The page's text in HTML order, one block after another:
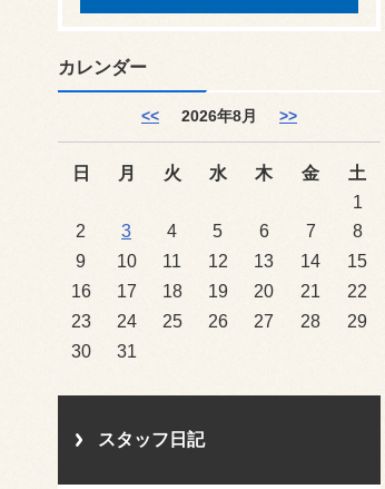
カレンダー
<< 2026年8月 >>
日 月 火 水 木 金
土
1
2
3 4 5 6 7
8
9
10 11 12 13 14
15
16
17 18 19 20 21
22
23
24 25 26 27 28
29
30
31
スタッフ日記